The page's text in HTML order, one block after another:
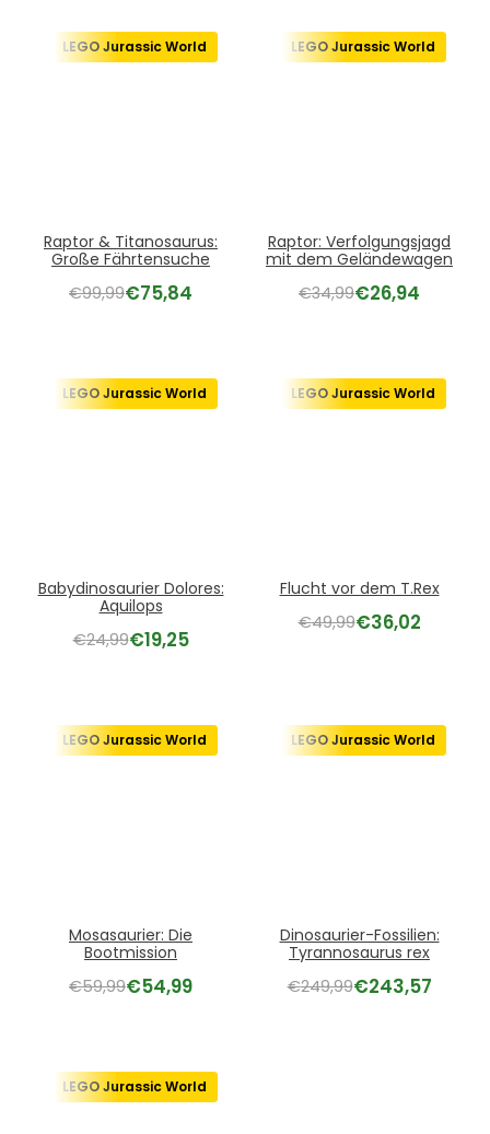
LEGO Jurassic World
Raptor & Titanosaurus:
Große Fährtensuche
€99,99€75,84
LEGO Jurassic World
Raptor: Verfolgungsjagd
mit dem Geländewagen
€34,99€26,94
LEGO Jurassic World
Babydinosaurier Dolores:
Aquilops
€24,99€19,25
LEGO Jurassic World
Flucht vor dem T.Rex
€49,99€36,02
LEGO Jurassic World
Mosasaurier: Die
Bootmission
€59,99€54,99
LEGO Jurassic World
Dinosaurier-Fossilien:
Tyrannosaurus rex
€249,99€243,57
LEGO Jurassic World